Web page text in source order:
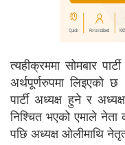
त्यहीक्रममा सोमबार
अर्थपूर्णरुपमा लिइएको
पार्टी अध्यक्ष हुने र
निश्चित भएको एमाले नेता
पछि अध्यक्ष ओलीमाथि